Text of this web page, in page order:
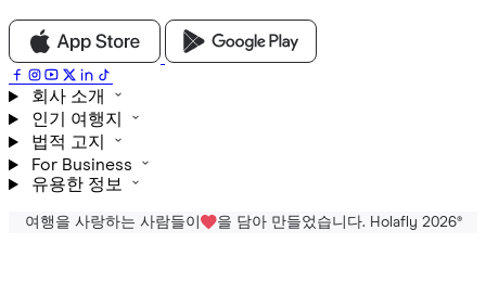
회사 소개
인기 여행지
법적 고지
For Business
유용한 정보
여행을 사랑하는 사람들이 을 담아 만들었습니다. Holafly 2026®